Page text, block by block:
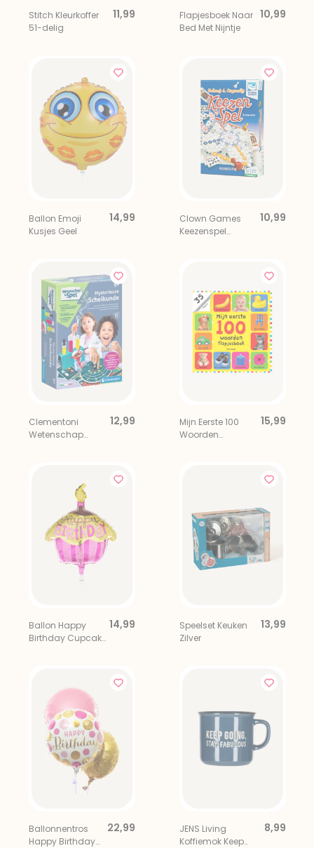
Stitch Kleurkoffer
51-delig
11,99
Flapjesboek Naar
Bed Met Nijntje
10,99
Ballon Emoji
Kusjes Geel
14,99
Clown Games
Keezenspel
10,99
Clementoni
Wetenschap
12,99
Mijn Eerste 100
Woorden
15,99
Ballon Happy
Birthday Cupcake
14,99
Speelset Keuken
Zilver
13,99
Ballonnentros
Happy Birthday
22,99
JENS Living
Koffiemok Keep
8,99